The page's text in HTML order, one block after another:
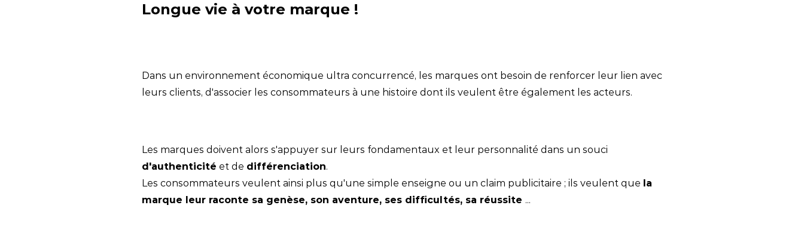
Longue vie à votre marque !
Dans un environnement économique ultra concurrencé, les marques ont besoin de renforcer leur lien avec
leurs clients, d'associer les consommateurs à une histoire dont ils veulent être également les acteurs.
Les marques doivent alors s'appuyer sur leurs fondamentaux et leur personnalité dans un souci
d'authenticité et de différenciation.
Les consommateurs veulent ainsi plus qu'une simple enseigne ou un claim publicitaire ; ils veulent que la
marque leur raconte sa genèse, son aventure, ses difficultés, sa réussite ...